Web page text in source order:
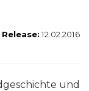
Release:12.02.2016
und